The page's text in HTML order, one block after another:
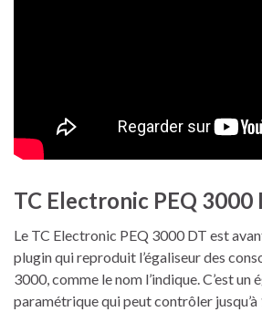
TC Electronic PEQ 3000
Le TC Electronic PEQ 3000 DT est
plugin qui reproduit l’égaliseur des
3000, comme le nom l’indique. C’est un
paramétrique qui peut contrôler jusqu’à